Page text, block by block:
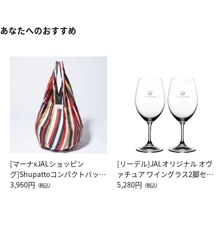
あなたへのおすすめ
[マーナxJALショッピン
グ]Shupattoコンパクトバッグ
Drop JAL客室乗務員（LC）ス
3,960円 （税込）
[リーデル]JALオリジナル オヴ
ァチュア ワイングラス2脚セッ
ト（レッドワイン）
5,280円 （税込）